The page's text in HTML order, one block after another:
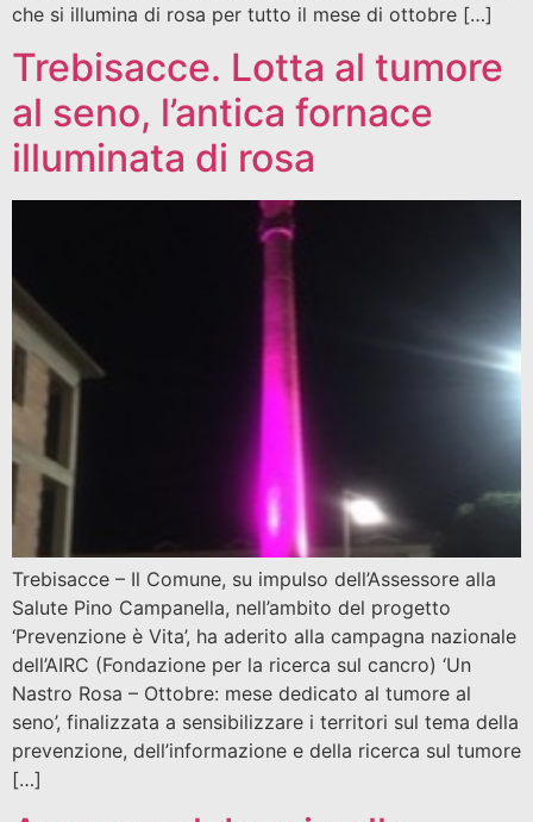
che si illumina di rosa per tutto il mese di ottobre […]
Trebisacce. Lotta al tumore
al seno, l’antica fornace
illuminata di rosa
Trebisacce – Il Comune, su impulso dell’Assessore alla
Salute Pino Campanella, nell’ambito del progetto
‘Prevenzione è Vita’, ha aderito alla campagna nazionale
dell’AIRC (Fondazione per la ricerca sul cancro) ‘Un
Nastro Rosa – Ottobre: mese dedicato al tumore al
seno’, finalizzata a sensibilizzare i territori sul tema della
prevenzione, dell’informazione e della ricerca sul tumore
[…]